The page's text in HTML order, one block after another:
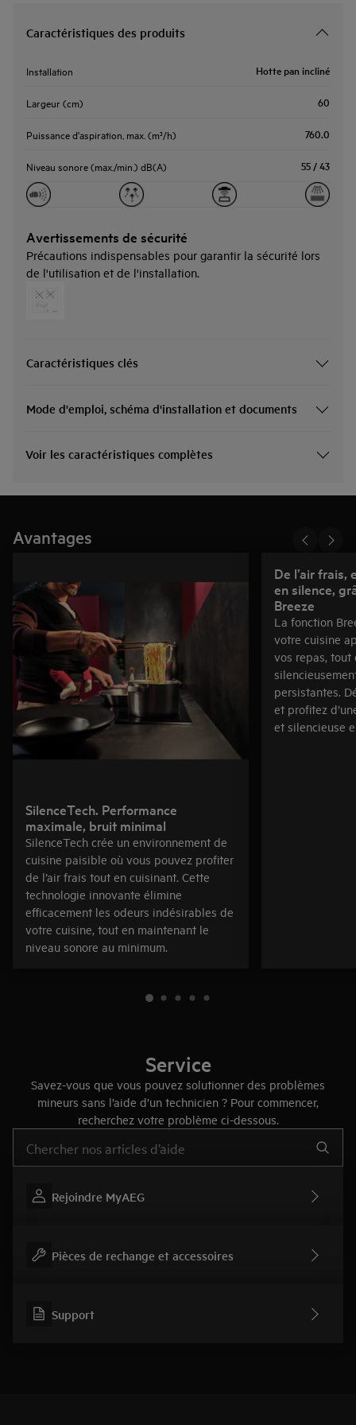
Caractéristiques des produits
Installation Hotte pan incliné
Largeur (cm) 60
Puissance d'aspiration, max. (m³/h) 760.0
Niveau sonore (max./min.) dB(A) 55 / 43
Avertissements de sécurité
Précautions indispensables pour garantir la sécurité lors
de l'utilisation et de l'installation.
Caractéristiques clés
Mode d'emploi, schéma d'installation et documents
Voir les caractéristiques complètes
Avantages
SilenceTech. Performance
maximale, bruit minimal
SilenceTech crée un environnement de
cuisine paisible où vous pouvez profiter
de l’air frais tout en cuisinant. Cette
technologie innovante élimine
efficacement les odeurs indésirables de
votre cuisine, tout en maintenant le
niveau sonore au minimum.
De l’air
en silence,
Breeze
La fonction
votre cuisine
vos repas, tout
persistantes.
et profitez
et silencieuse
Service
Savez-vous que vous pouvez solutionner des problèmes
mineurs sans l’aide d’un technicien ? Pour commencer,
recherchez votre problème ci-dessous.
Rejoindre MyAEG
Pièces de rechange et accessoires
Support